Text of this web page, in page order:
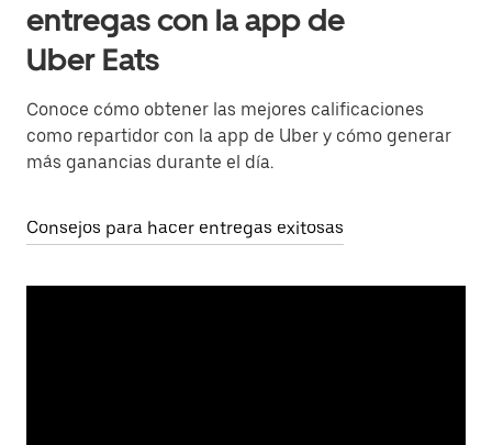
entregas con la app de
Uber Eats
Conoce cómo obtener las mejores calificaciones
como repartidor con la app de Uber y cómo generar
más ganancias durante el día.
Consejos para hacer entregas exitosas